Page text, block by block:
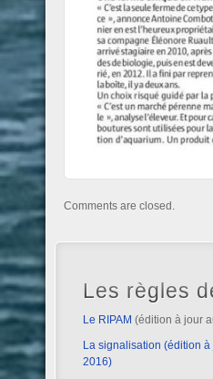
Comments are closed.
Les règles
Le RIPAM (édition à jour
La signalisation (édition
2016)